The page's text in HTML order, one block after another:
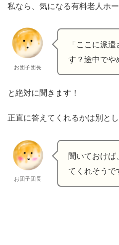
私なら、気になる有料老人ホ
お団子団長
「ここに派
す？途中でや
と絶対に聞きます！
正直に答えてくれるかは別とし
お団子団長
聞いておけば
てくれそうで